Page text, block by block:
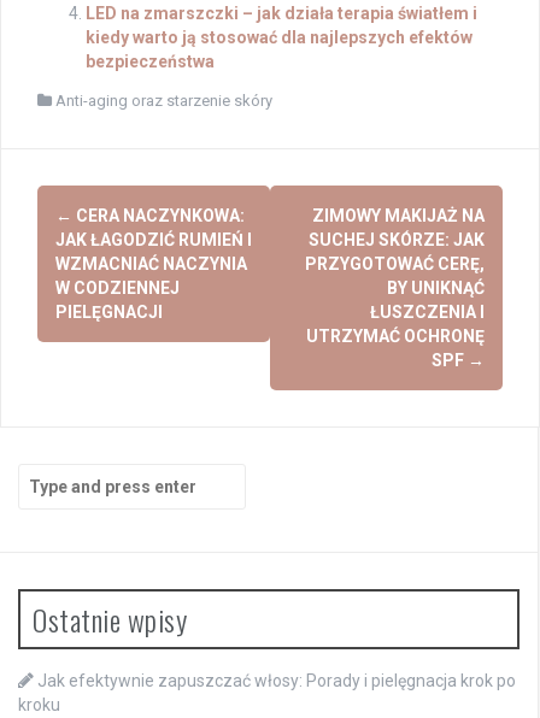
LED na zmarszczki – jak działa terapia światłem i
kiedy warto ją stosować dla najlepszych efektów
bezpieczeństwa
Anti-aging oraz starzenie skóry
Post
navigation
← CERA NACZYNKOWA:
JAK ŁAGODZIĆ RUMIEŃ I
WZMACNIAĆ NACZYNIA
W CODZIENNEJ
PIELĘGNACJI
ZIMOWY MAKIJAŻ NA
SUCHEJ SKÓRZE: JAK
PRZYGOTOWAĆ CERĘ,
BY UNIKNĄĆ
ŁUSZCZENIA I
UTRZYMAĆ OCHRONĘ
SPF →
for:
Ostatnie wpisy
Jak efektywnie zapuszczać włosy: Porady i pielęgnacja krok po
kroku